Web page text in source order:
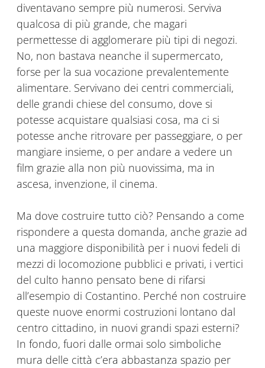
diventavano sempre più numerosi. Serviva
qualcosa di più grande, che magari
permettesse di agglomerare più tipi di negozi.
No, non bastava neanche il supermercato,
forse per la sua vocazione prevalentemente
alimentare. Servivano dei centri commerciali,
delle grandi chiese del consumo, dove si
potesse acquistare qualsiasi cosa, ma ci si
potesse anche ritrovare per passeggiare, o per
mangiare insieme, o per andare a vedere un
film grazie alla non più nuovissima, ma in
ascesa, invenzione, il cinema.
Ma dove costruire tutto ciò? Pensando a come
rispondere a questa domanda, anche grazie ad
una maggiore disponibilità per i nuovi fedeli di
mezzi di locomozione pubblici e privati, i vertici
del culto hanno pensato bene di rifarsi
all’esempio di Costantino. Perché non costruire
queste nuove enormi costruzioni lontano dal
centro cittadino, in nuovi grandi spazi esterni?
In fondo, fuori dalle ormai solo simboliche
mura delle città c’era abbastanza spazio per